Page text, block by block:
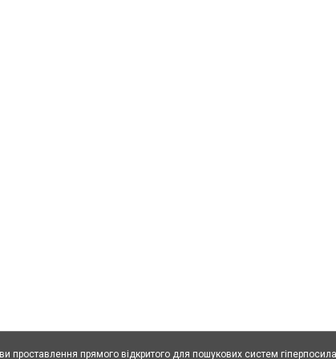
проставлення прямого відкритого для пошукових систем